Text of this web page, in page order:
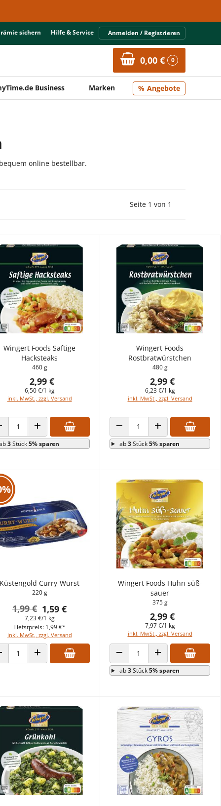
sichern Hilfe & Service Anmelden / Registrieren
0,00 € 0
Business Marken Angebote
online bestellbar.
Vorherige Seite
Seite 1 von 1
Wingert Foods Saftige
Hacksteaks
460 g
2,99 €
6,50 €/1 kg
inkl. MwSt., zzgl. Versand
VERRINGERN
ANZAHL ERHÖHEN
3Stück5% sparen
Wingert Foods
Rostbratwürstchen
480 g
2,99 €
6,23 €/1 kg
inkl. MwSt., zzgl. Versand
ANZAHL VERRINGERNANZAHL ERHÖHEN
ab3Stück5% sparen
Küstengold Curry-Wurst
220 g
1,59 €
1,99 €
7,23 €/1 kg
inkl. MwSt., zzgl. Versand
Tiefstpreis: 1,99 €*
VERRINGERN
ANZAHL ERHÖHEN
Wingert Foods Huhn süß-
sauer
375 g
2,99 €
7,97 €/1 kg
inkl. MwSt., zzgl. Versand
ANZAHL VERRINGERNANZAHL ERHÖHEN
ab3Stück5% sparen